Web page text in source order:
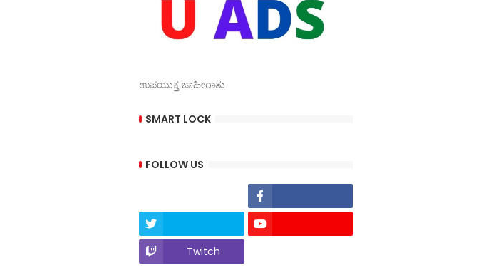
ಉಪಯುಕ್ತ ಜಾಹೀರಾತು
SMART LOCK
FOLLOW US
Twitch